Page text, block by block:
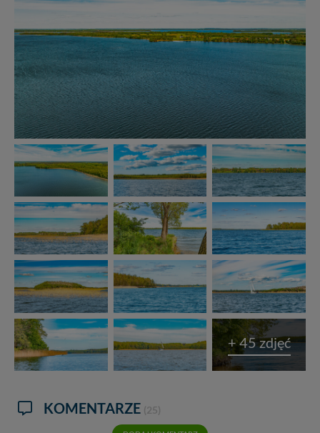
+ 45 zdjęć
KOMENTARZE (25)